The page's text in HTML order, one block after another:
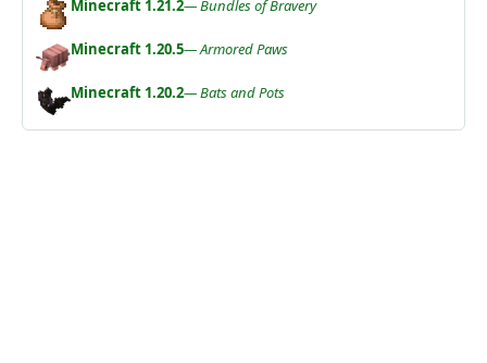
Minecraft 1.21.2— Bundles of Bravery
Minecraft 1.20.5— Armored Paws
Minecraft 1.20.2— Bats and Pots